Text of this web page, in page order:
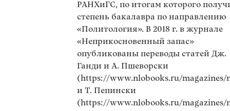
РАНХиГС, по итогам которого
степень бакалавра по направлению
«Политология». В 2018 г. в журнале
«Неприкосновенный запас»
опубликованы переводы статей Дж.
Ганди и А. Пшеворски
(https://www.nlobooks.ru/magazines/
и Т. Пепински
(https://www.nlobooks.ru/magazines/